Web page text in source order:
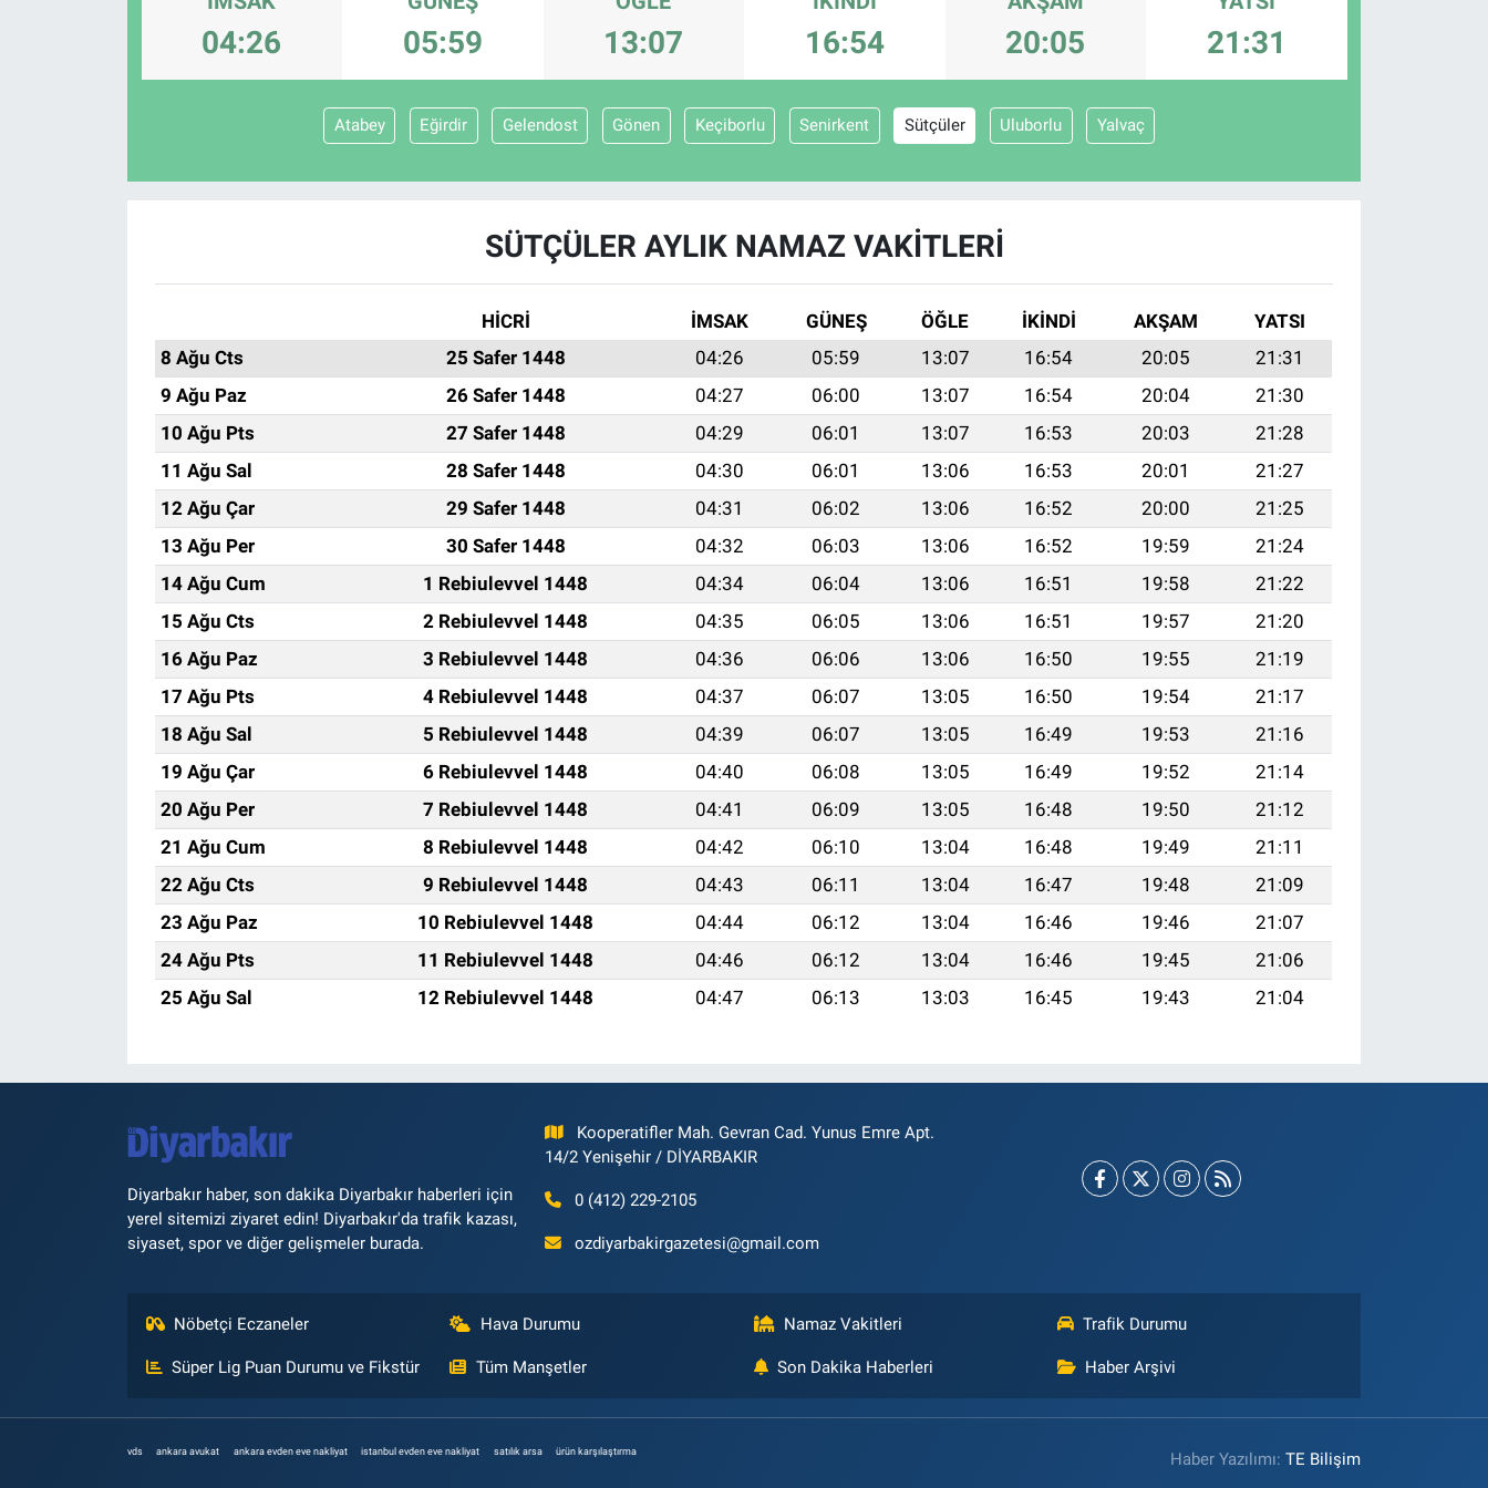
04:26 05:59 13:07 16:54 20:05 21:31
Atabey Eğirdir Gelendost Gönen Keçiborlu Senirkent Sütçüler Uluborlu Yalvaç
SÜTÇÜLER AYLIK NAMAZ VAKITLERI
HİCRİ İMSAK GÜNEŞ ÖĞLE İKINDI AKŞAM
YATSI
8 Ağu Cts
25 Safer 1448 04:26 05:59 13:07 16:54 20:05
21:31
9 Ağu Paz
26 Safer 1448 04:27 06:00 13:07 16:54 20:04
21:30
10 Ağu Pts
27 Safer 1448 04:29 06:01 13:07 16:53 20:03
21:28
11 Ağu Sal
28 Safer 1448 04:30 06:01 13:06 16:53 20:01
21:27
12 Ağu Çar
29 Safer 1448 04:31 06:02 13:06 16:52 20:00
21:25
13 Ağu Per
30 Safer 1448 04:32 06:03 13:06 16:52 19:59
21:24
14 Ağu Cum
1 Rebiulevvel 1448 04:34 06:04 13:06 16:51 19:58
21:22
15 Ağu Cts
2 Rebiulevvel 1448 04:35 06:05 13:06 16:51 19:57
21:20
16 Ağu Paz
3 Rebiulevvel 1448 04:36 06:06 13:06 16:50 19:55
21:19
17 Ağu Pts
4 Rebiulevvel 1448 04:37 06:07 13:05 16:50 19:54
21:17
18 Ağu Sal
5 Rebiulevvel 1448 04:39 06:07 13:05 16:49 19:53
21:16
19 Ağu Çar
6 Rebiulevvel 1448 04:40 06:08 13:05 16:49 19:52
21:14
20 Ağu Per
7 Rebiulevvel 1448 04:41 06:09 13:05 16:48 19:50
21:12
21 Ağu Cum
8 Rebiulevvel 1448 04:42 06:10 13:04 16:48 19:49
21:11
22 Ağu Cts
9 Rebiulevvel 1448 04:43 06:11 13:04 16:47 19:48
21:09
23 Ağu Paz
10 Rebiulevvel 1448 04:44 06:12 13:04 16:46 19:46
21:07
24 Ağu Pts
11 Rebiulevvel 1448 04:46 06:12 13:04 16:46 19:45
21:06
25 Ağu Sal
12 Rebiulevvel 1448 04:47 06:13 13:03 16:45 19:43 21:04
Diyarbakır haber, son dakika Diyarbakır haberleri için
yerel sitemizi ziyaret edin! Diyarbakır'da trafik kazası,
siyaset, spor ve diğer gelişmeler burada.
Kooperatifler Mah. Gevran Cad. Yunus Emre Apt.
14/2 Yenişehir / DİYARBAKIR
0 (412) 229-2105
ozdiyarbakirgazetesi@gmail.com
Nöbetçi Eczaneler Hava Durumu Namaz Vakitleri Trafik Durumu
Süper Lig Puan Durumu ve Fikstür Tüm Manşetler Son Dakika Haberleri Haber Arşivi
vds ankara avukat ankara evden eve nakliyat istanbul evden eve nakliyat satılık arsa ürün karşılaştırma Haber Yazılımı:TE Bilişim